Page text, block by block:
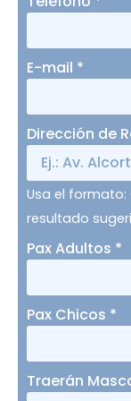
E-mail *
Dirección de
Usa el formato:
resultado
Pax Adultos *
Pax Chicos *
Traerán